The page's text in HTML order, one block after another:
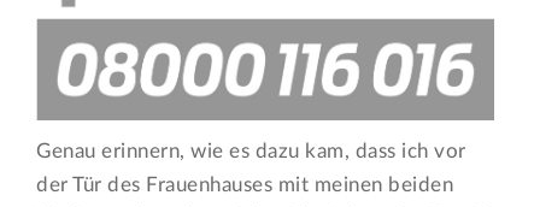
Genau erinnern, wie es dazu kam, dass ich vor
der Tür des Frauenhauses mit meinen beiden